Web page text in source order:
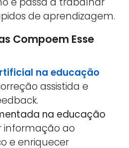
de aprendizagem.
Compoem Esse
na educação
assistida e
na educação
informação ao
e enriquecer